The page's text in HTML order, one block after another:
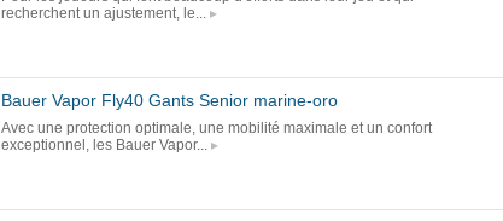
recherchent un ajustement, le...
Bauer Vapor Fly40 Gants Senior marine-oro
Avec une protection optimale, une mobilité maximale et un confort
exceptionnel, les Bauer Vapor...